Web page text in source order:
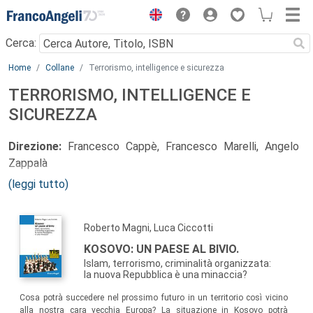
Menu
Cerca:
Main content
Home Collane Terrorismo, intelligence e sicurezza
TERRORISMO, INTELLIGENCE E
SICUREZZA
Direzione: Francesco Cappè, Francesco Marelli, Angelo
Zappalà
direttore dell’ufficio Ginevra Pugwash;
ministro plenipotenziario e responsabile Divisione
Istituzionale e Internazionale ENEL; Giancarlo Caselli
procuratore generale di Torino;Stefano Dambruoso
sostituto procuratore della Repubblica a Milano;
Fouad Allam, docente di Sociologia del mondo musulmano
(leggi tutto)
Roberto Magni, Luca Ciccotti
KOSOVO: UN PAESE AL BIVIO.
Islam, terrorismo, criminalità organizzata:
la nuova Repubblica è una minaccia?
Cosa potrà succedere nel prossimo futuro in un territorio così vicino
alla nostra cara vecchia Europa? La situazione in Kosovo potrà